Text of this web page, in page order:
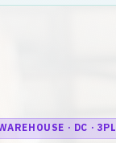
· DC · 3PL